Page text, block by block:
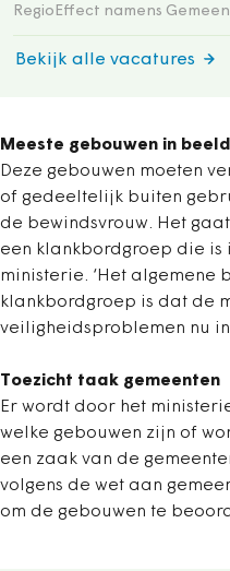
RegioEffect namens
Bekijk alle vacatures
Meeste gebouwen in beeld
Deze gebouwen moeten
of gedeeltelijk buiten
de bewindsvrouw. Het
een klankbordgroep die is
ministerie. ‘Het algemene
klankbordgroep is dat de
veiligheidsproblemen nu in
Toezicht taak gemeenten
Er wordt door het
welke gebouwen zijn of
een zaak van de
volgens de wet aan
om de gebouwen te